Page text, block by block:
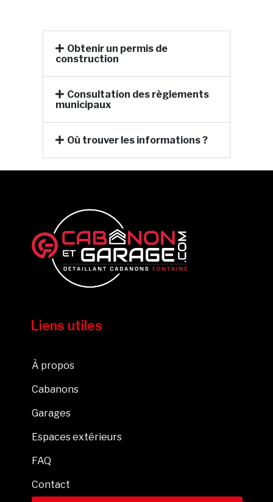
Obtenir un permis de
construction
Consultation des règlements
municipaux
Où trouver les informations ?
Liens utiles
À propos
Cabanons
Garages
Espaces extérieurs
FAQ
Contact